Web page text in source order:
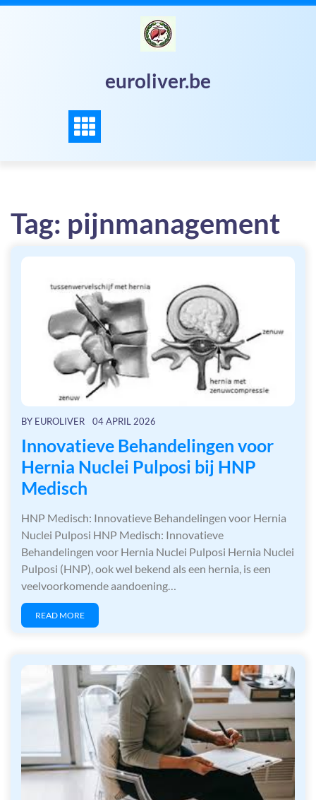
Skip
euroliver.be
Tag: pijnmanagement
BY EUROLIVER 04 APRIL 2026
Innovatieve Behandelingen voor
Hernia Nuclei Pulposi bij HNP
Medisch
HNP Medisch: Innovatieve Behandelingen voor Hernia
Nuclei Pulposi HNP Medisch: Innovatieve
Behandelingen voor Hernia Nuclei Pulposi Hernia Nuclei
Pulposi (HNP), ook wel bekend als een hernia, is een
veelvoorkomende aandoening…
READ MORE